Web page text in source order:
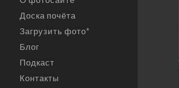
Доска почёта
Загрузить фото*
Блог
Подкаст
Контакты